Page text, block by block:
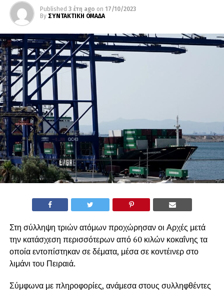
Published 3 έτη ago on 17/10/2023
By ΣΥΝΤΑΚΤΙΚΗ ΟΜΑΔΑ
Στη σύλληψη τριών ατόμων προχώρησαν οι Αρχές μετά
την κατάσχεση περισσότερων από 60 κιλών κοκαΐνης τα
οποία εντοπίστηκαν σε δέματα, μέσα σε κοντέινερ στο
λιμάνι του Πειραιά.
Σύμφωνα με πληροφορίες, ανάμεσα στους συλληφθέντες